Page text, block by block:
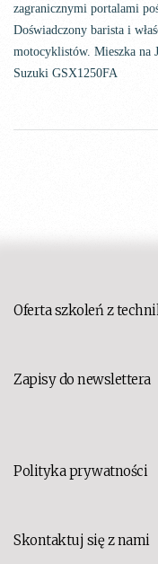
zagranicznymi portalami
Doświadczony barista i
motocyklistów. Mieszka na
Suzuki GSX1250FA
Oferta szkoleń z
Zapisy do newslettera
Polityka prywatności
Skontaktuj się z nami